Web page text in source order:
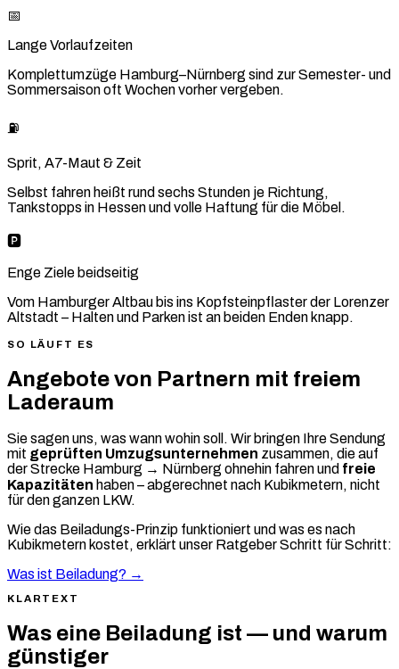
📅
Lange Vorlaufzeiten
Komplettumzüge Hamburg–Nürnberg sind zur Semester- und
Sommersaison oft Wochen vorher vergeben.
⛽
Sprit, A7-Maut & Zeit
Selbst fahren heißt rund sechs Stunden je Richtung,
Tankstopps in Hessen und volle Haftung für die Möbel.
🅿️
Enge Ziele beidseitig
Vom Hamburger Altbau bis ins Kopfsteinpflaster der Lorenzer
Altstadt – Halten und Parken ist an beiden Enden knapp.
SO LÄUFT ES
Angebote von Partnern mit freiem
Laderaum
Sie sagen uns, was wann wohin soll. Wir bringen Ihre Sendung
mit geprüften Umzugsunternehmen zusammen, die auf
der Strecke Hamburg → Nürnberg ohnehin fahren und freie
Kapazitäten haben – abgerechnet nach Kubikmetern, nicht
für den ganzen LKW.
Wie das Beiladungs-Prinzip funktioniert und was es nach
Kubikmetern kostet, erklärt unser Ratgeber Schritt für Schritt:
Was ist Beiladung? →
KLARTEXT
Was eine Beiladung ist — und warum
günstiger